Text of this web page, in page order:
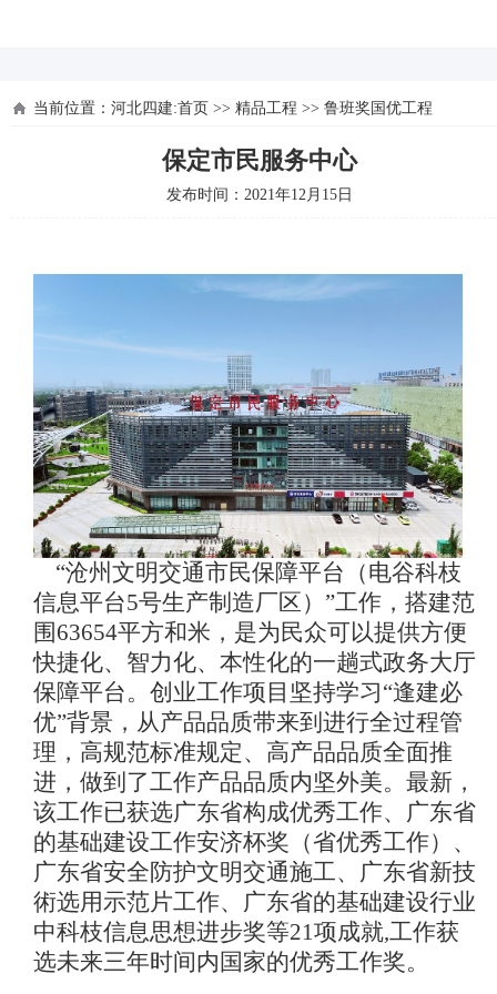
当前位置： 河北四建:首页 >> 精品工程 >> 鲁班奖国优工程
保定市民服务中心
发布时间：2021年12月15日
“沧州文明交通市民保障平台（电谷科枝
信息平台5号生产制造厂区）”工作，搭建范
围63654平方和米，是为民众可以提供方便
快捷化、智力化、本性化的一趟式政务大厅
保障平台。创业工作项目坚持学习“逢建必
优”背景，从产品品质带来到进行全过程管
理，高规范标准规定、高产品品质全面推
进，做到了工作产品品质内坚外美。最新，
该工作已获选广东省构成优秀工作、广东省
的基础建设工作安济杯奖（省优秀工作）、
广东省安全防护文明交通施工、广东省新技
術选用示范片工作、广东省的基础建设行业
中科枝信息思想进步奖等21项成就,工作获
选未来三年时间内国家的优秀工作奖。